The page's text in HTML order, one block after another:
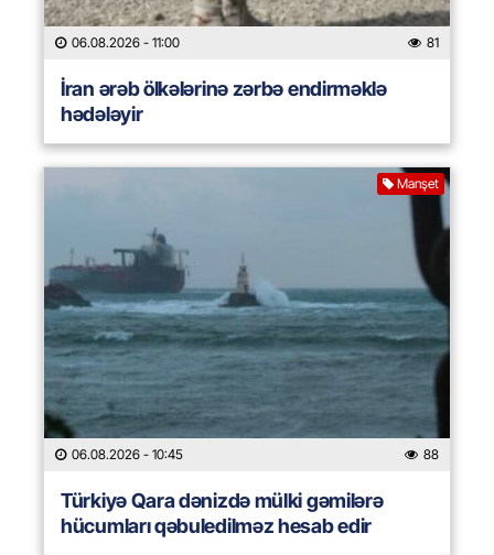
06.08.2026 - 11:00 81
İran ərəb ölkələrinə zərbə endirməklə
hədələyir
Manşet
06.08.2026 - 10:45 88
Türkiyə Qara dənizdə mülki gəmilərə
hücumları qəbuledilməz hesab edir